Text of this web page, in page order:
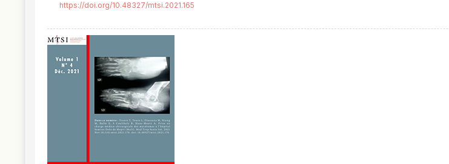
https://doi.org/10.48327/mtsi.2021.165
##plugins.themes.novelty.article.sidebar##